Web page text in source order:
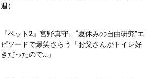
週）
『ペット2』宮野真守、“夏休みの自由研究”エ
ピソードで爆笑さらう「お父さんがトイレ好
きだったので…」